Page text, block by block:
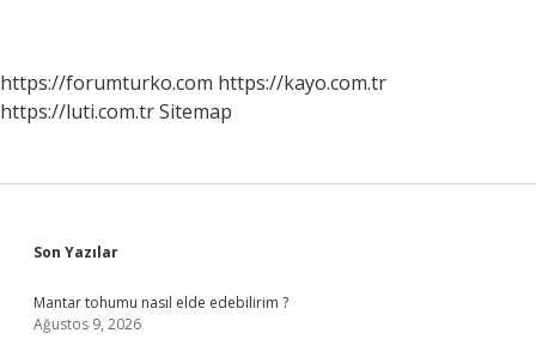
https://forumturko.com https://kayo.com.tr
https://luti.com.trSitemap
Sidebar
Son Yazılar
Mantar tohumu nasıl elde edebilirim ?
Ağustos 9, 2026